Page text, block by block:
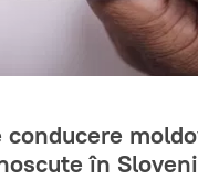
conducere
în